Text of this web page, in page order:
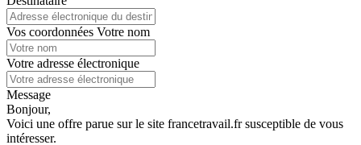
Vos coordonnées Votre nom
Votre adresse électronique
Message
Bonjour,
Voici une offre parue sur le site francetravail.fr susceptible de vous
intéresser.